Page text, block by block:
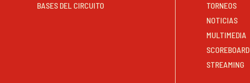
BASES DEL CIRCUITO
TORNEOS
NOTICIAS
MULTIMEDIA
SCOREBOARD
STREAMING